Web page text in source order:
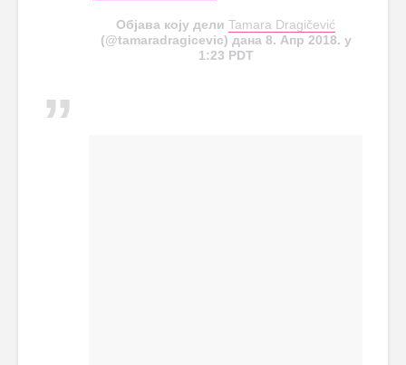
Објава коју дели Tamara Dragičević
(@tamaradragicevic) дана 8. Апр 2018. у
1:23 PDT